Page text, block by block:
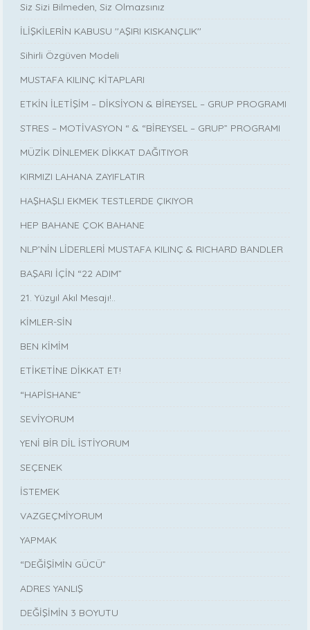
Siz Sizi Bilmeden, Siz Olmazsınız
İLİŞKİLERİN KABUSU ''AŞIRI KISKANÇLIK''
Sihirli Özgüven Modeli
MUSTAFA KILINÇ KİTAPLARI
ETKİN İLETİŞİM – DİKSİYON & BİREYSEL – GRUP PROGRAMI
STRES – MOTİVASYON “ & “BİREYSEL – GRUP” PROGRAMI
MÜZİK DİNLEMEK DİKKAT DAĞITIYOR
KIRMIZI LAHANA ZAYIFLATIR
HAŞHAŞLI EKMEK TESTLERDE ÇIKIYOR
HEP BAHANE ÇOK BAHANE
NLP’NİN LİDERLERİ MUSTAFA KILINÇ & RICHARD BANDLER
BAŞARI İÇİN “22 ADIM”
21. Yüzyıl Akıl Mesajı!..
KİMLER-SİN
BEN KİMİM
ETİKETİNE DİKKAT ET!
“HAPİSHANE”
SEVİYORUM
YENİ BİR DİL İSTİYORUM
SEÇENEK
İSTEMEK
VAZGEÇMİYORUM
YAPMAK
“DEĞİŞİMİN GÜCÜ”
ADRES YANLIŞ
DEĞİŞİMİN 3 BOYUTU